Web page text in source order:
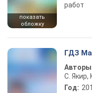
показать
обложку
работ
ГДЗ
С. Якир,
Год: